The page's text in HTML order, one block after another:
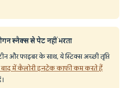
स्नैक्स से पेट नहीं भरता
और फाइबर के साथ, ये स्टिक्स अच्छी तृप्ति
बाद में कैलोरी इनटेक काफी कम करते हैं